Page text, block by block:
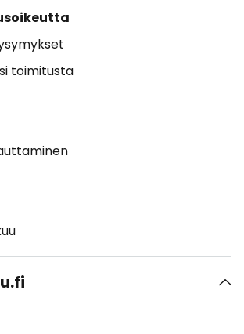
toimitusta